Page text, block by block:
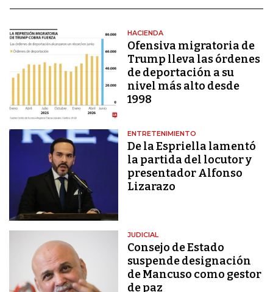
HACIENDA
Ofensiva migratoria de
Trump lleva las órdenes
de deportación a su
nivel más alto desde
1998
ENTRETENIMIENTO
De la Espriella lamentó
la partida del locutor y
presentador Alfonso
Lizarazo
JUDICIAL
Consejo de Estado
suspende designación
de Mancuso como gestor
de paz